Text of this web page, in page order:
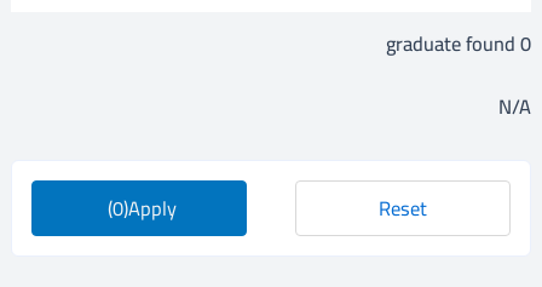
ث
0
graduate found
N/A
Apply
(0) Reset